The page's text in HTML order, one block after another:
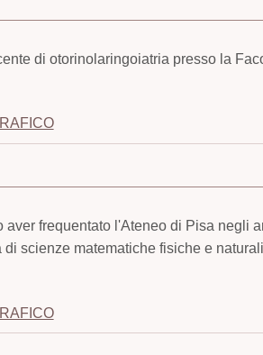
di otorinolaringoiatria presso la
aver frequentato l'Ateneo di Pisa negli
di scienze matematiche fisiche e